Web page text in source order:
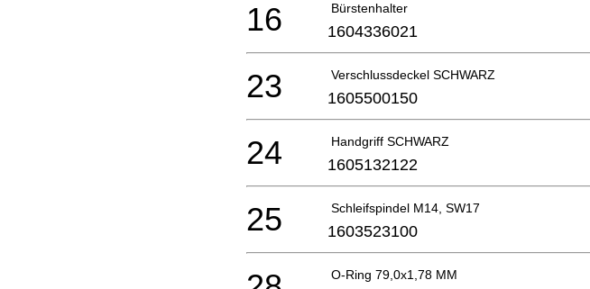
Bürstenhalter
16 1604336021
Verschlussdeckel SCHWARZ
23 1605500150
Handgriff SCHWARZ
24 1605132122
Schleifspindel M14, SW17
25 1603523100
O-Ring 79,0x1,78 MM